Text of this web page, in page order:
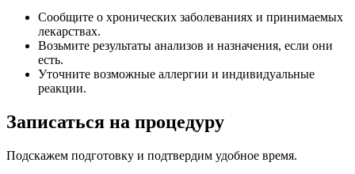
Сообщите о хронических заболеваниях и принимаемых
лекарствах.
Возьмите результаты анализов и назначения, если они
есть.
Уточните возможные аллергии и индивидуальные
реакции.
Записаться на процедуру
Подскажем подготовку и подтвердим удобное время.